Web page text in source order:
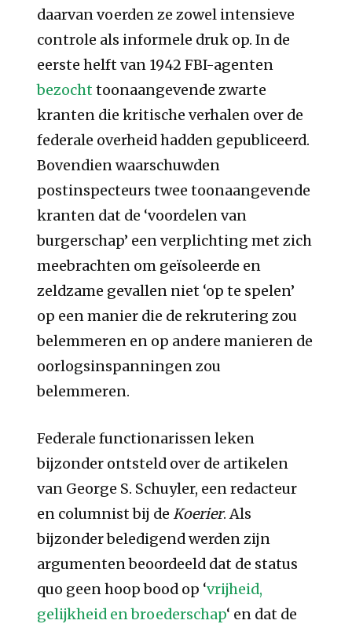
daarvan voerden ze zowel intensieve
controle als informele druk op. In de
eerste helft van 1942 FBI-agenten
bezocht toonaangevende zwarte
kranten die kritische verhalen over de
federale overheid hadden gepubliceerd.
Bovendien waarschuwden
postinspecteurs twee toonaangevende
kranten dat de ‘voordelen van
burgerschap’ een verplichting met zich
meebrachten om geïsoleerde en
zeldzame gevallen niet ‘op te spelen’
op een manier die de rekrutering zou
belemmeren en op andere manieren de
oorlogsinspanningen zou
belemmeren.
Federale functionarissen leken
bijzonder ontsteld over de artikelen
van George S. Schuyler, een redacteur
en columnist bij de Koerier. Als
bijzonder beledigend werden zijn
argumenten beoordeeld dat de status
quo geen hoop bood op ‘vrijheid,
gelijkheid en broederschap‘ en dat de